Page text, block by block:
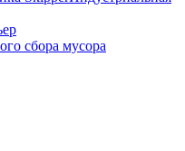
сбора мусора